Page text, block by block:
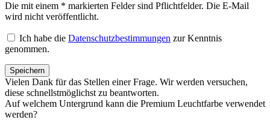
Die mit einem * markierten Felder sind Pflichtfelder. Die E-Mail
wird nicht veröffentlicht.
Ich habe die Datenschutzbestimmungen zur Kenntnis
genommen.
Speichern
Vielen Dank für das Stellen einer Frage. Wir werden versuchen,
diese schnellstmöglichst zu beantworten.
Auf welchem Untergrund kann die Premium Leuchtfarbe verwendet
werden?